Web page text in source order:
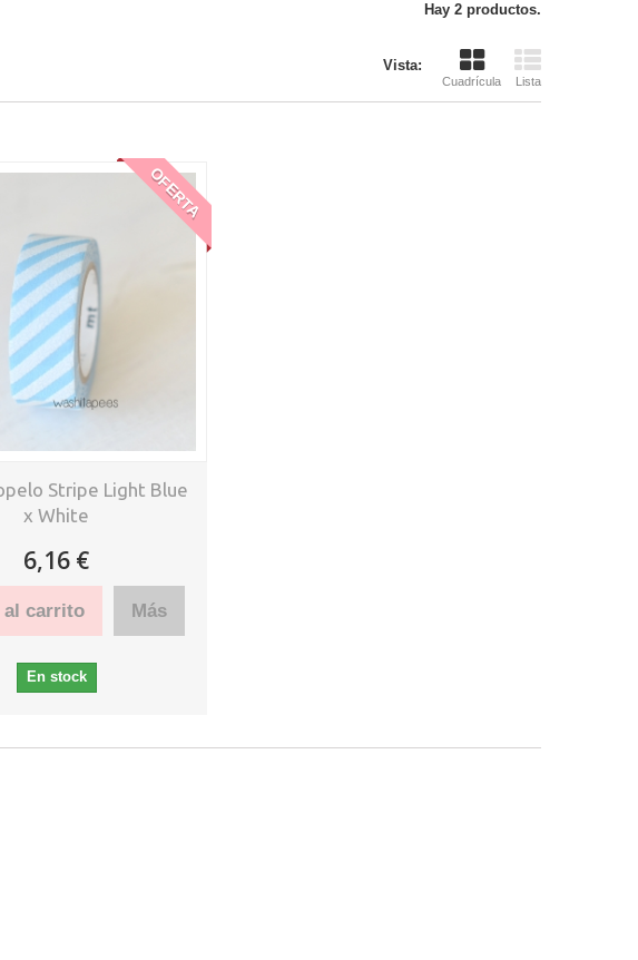
Hay 2 productos.
Vista:
Cuadrícula Lista
OFERTA
Stripe Light Blue
x White
6,16 €
al carrito Más
En stock